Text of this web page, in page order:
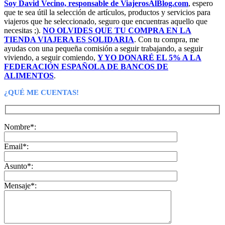
112,14€.85,67€.
Soy David Vecino, responsable de ViajerosAlBlog.com, espero
que te sea útil la selección de artículos, productos y servicios para
viajeros que he seleccionado, seguro que encuentras aquello que
necesitas ;). NO OLVIDES QUE TU COMPRA EN LA
TIENDA VIAJERA ES SOLIDARIA. Con tu compra, me
ayudas con una pequeña comisión a seguir trabajando, a seguir
viviendo, a seguir comiendo, Y YO DONARÉ EL 5% A LA
FEDERACIÓN ESPAÑOLA DE BANCOS DE
ALIMENTOS.
¿QUÉ ME CUENTAS!
Nombre*:
Email*:
Asunto*:
Mensaje*: